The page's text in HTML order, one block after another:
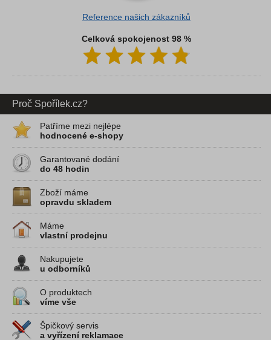
Reference našich zákazníků
Celková spokojenost 98 %
Proč Spořílek.cz?
Patříme mezi nejlépe
hodnocené e-shopy
Garantované dodání
do 48 hodin
Zboží máme
opravdu skladem
Máme
vlastní prodejnu
Nakupujete
u odborníků
O produktech
víme vše
Špičkový servis
a vyřízení reklamace